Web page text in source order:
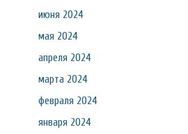
июня 2024
мая 2024
апреля 2024
марта 2024
февраля 2024
января 2024